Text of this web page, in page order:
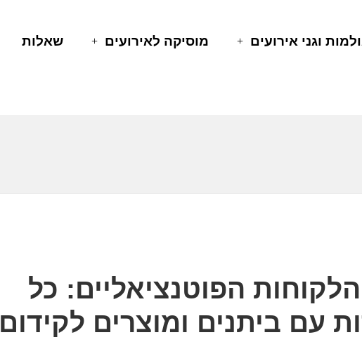
וגני אירועים מוסיקה לאירועים שאלות
הפוטנציאליים: כל
עם ביתנים ומוצרים לקידום